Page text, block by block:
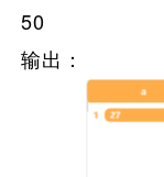
50
输出：